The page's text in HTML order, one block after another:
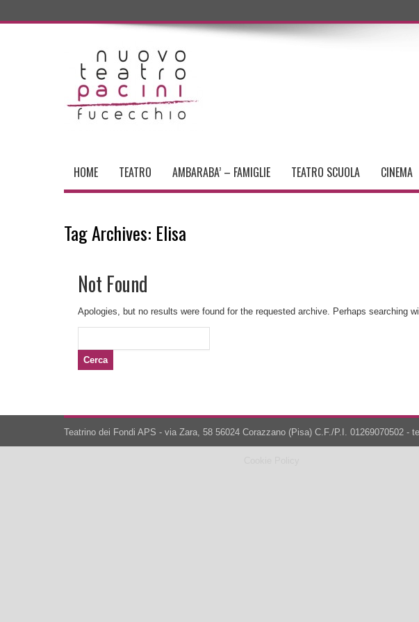
HOME TEATRO AMBARABA’ – FAMIGLIE TEATRO SCUOLA CINEMA
Tag Archives: Elisa
Not Found
Apologies, but no results were found for the requested archive. Perhaps searching
Teatrino dei Fondi APS - via Zara, 58 56024 Corazzano (Pisa) C.F./P.I. 01269070502 -